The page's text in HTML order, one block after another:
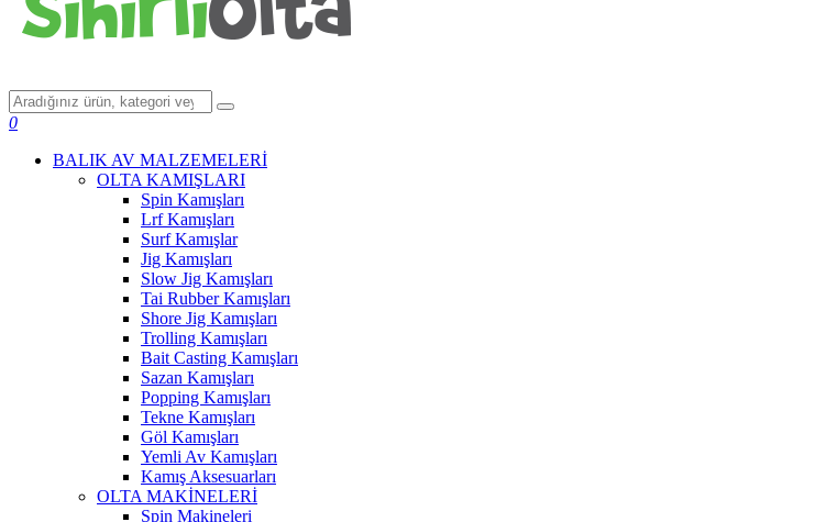
0
BALIK AV MALZEMELERİ
OLTA KAMIŞLARI
Spin Kamışları
Lrf Kamışları
Surf Kamışlar
Jig Kamışları
Slow Jig Kamışları
Tai Rubber Kamışları
Shore Jig Kamışları
Trolling Kamışları
Bait Casting Kamışları
Sazan Kamışları
Popping Kamışları
Tekne Kamışları
Göl Kamışları
Yemli Av Kamışları
Kamış Aksesuarları
OLTA MAKİNELERİ
Spin Makineleri